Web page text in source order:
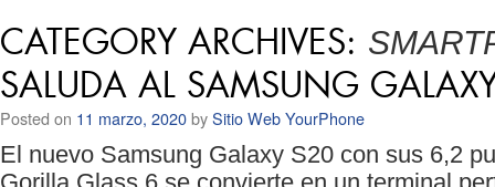
CATEGORY ARCHIVES:
SALUDA AL SAMSUNG
Posted on 11 marzo, 2020bySitio Web YourPhone
El nuevo Samsung Galaxy S20 con sus 6,2